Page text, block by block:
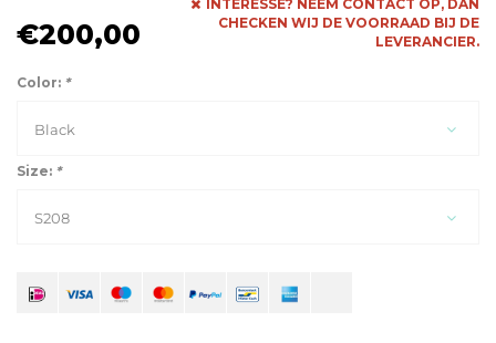
€200,00
INTERESSE? NEEM CONTACT OP, DAN
CHECKEN WIJ DE VOORRAAD BIJ DE
LEVERANCIER.
Color: *
Black
Size: *
S208